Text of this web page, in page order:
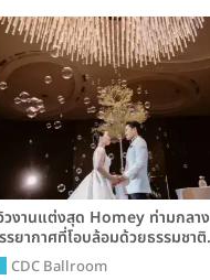
วงานแต่งสุด Homey ท่ามกลาง
รยากาศที่โอบล้อมด้วยธรรมชาติ
Ballroom
CDC Ballroom